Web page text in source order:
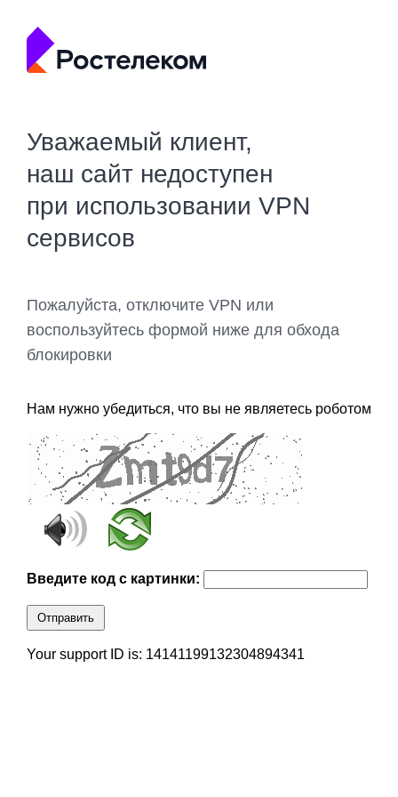
Уважаемый клиент,
наш сайт недоступен
при использовании VPN
сервисов
Пожалуйста, отключите VPN или
воспользуйтесь формой ниже для обхода
блокировки
Нам нужно убедиться, что вы не являетесь роботом
Введите код с картинки:
Отправить
Your support ID is: 14141199132304894341